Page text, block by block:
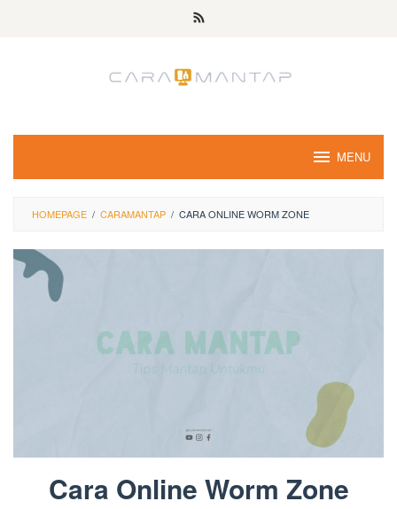
MENU
HOMEPAGE / CARAMANTAP / CARA ONLINE WORM ZONE
Cara Online Worm Zone